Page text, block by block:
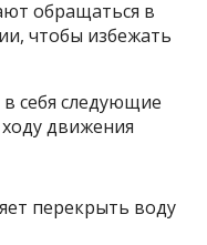
обращаться в
чтобы избежать
себя следующие
движения
перекрыть воду